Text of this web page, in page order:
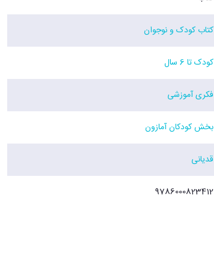
کتاب کودک و نوجوان
کودک تا 6 سال
فکری آموزشی
بخش کودکان آمازون
قدیانی
9786000823412